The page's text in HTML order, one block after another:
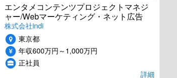
エンタメコンテンツプロジェクトマネジ
ャー/Webマーケティング・ネット広告
株式会社indi
東京都
年収600万円～1,000万円
正社員
詳細